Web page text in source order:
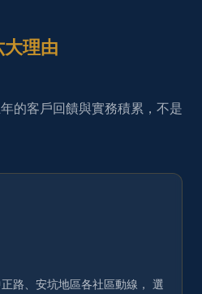
大理由
的客戶回饋與實務積累，不是
路、安坑地區各社區動線， 選